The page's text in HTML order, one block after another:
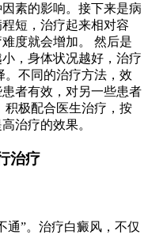
素的影响。接下来是病
短，治疗起来相对容
度就会增加。 然后是
，身体状况越好，治疗
。不同的治疗方法，效
者有效，对另一些患者
积极配合医生治疗，按
治疗的效果。
治疗
”。治疗白癜风，不仅